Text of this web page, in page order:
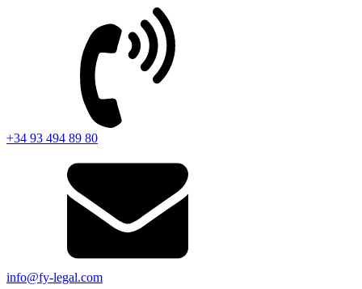
+34 93 494 89 80
info@fy-legal.com